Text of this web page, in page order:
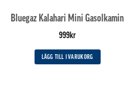
Bluegaz Kalahari Mini Gasolkamin
999kr
LÄGG TILL I VARUKORG